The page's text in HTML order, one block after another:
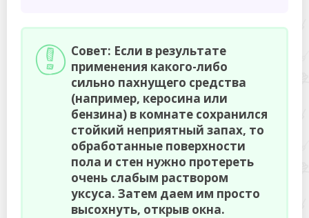
Совет: Если в результате
применения какого-либо
сильно пахнущего средства
(например, керосина или
бензина) в комнате сохранился
стойкий неприятный запах, то
обработанные поверхности
пола и стен нужно протереть
очень слабым раствором
уксуса. Затем даем им просто
высохнуть, открыв окна.